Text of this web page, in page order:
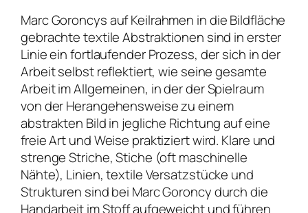
Marc Goroncys auf Keilrahmen in die Bildfläche
gebrachte textile Abstraktionen sind in erster
Linie ein fortlaufender Prozess, der sich in der
Arbeit selbst reflektiert, wie seine gesamte
Arbeit im Allgemeinen, in der der Spielraum
von der Herangehensweise zu einem
abstrakten Bild in jegliche Richtung auf eine
freie Art und Weise praktiziert wird. Klare und
strenge Striche, Stiche (oft maschinelle
Nähte), Linien, textile Versatzstücke und
Strukturen sind bei Marc Goroncy durch die
Handarbeit im Stoff aufgeweicht und führen